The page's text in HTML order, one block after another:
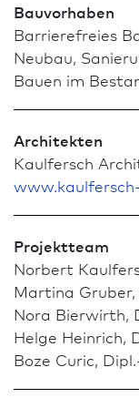
Bauvorhaben
Barrierefreies
Neu­bau,
Bauen im
Architekten
Kaulfersch
Projektteam
Norbert
Martina
Nora Bierwirth,
Helge Heinrich,
Boze Curic,